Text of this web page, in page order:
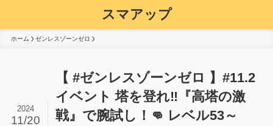
スマアップ
ホーム ゼンレスゾーンゼロ
【 #ゼンレスゾーンゼロ 】#11.2
イベント 塔を登れ‼『高塔の激
戦』で腕試し！👊 レベル53～
2024
11/20